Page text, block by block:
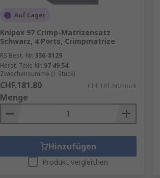
Auf Lager
Knipex 97 Crimp-Matrizensatz
Schwarz, 4 Ports, Crimpmatrize
RS Best.-Nr. 336-8129
Herst. Teile-Nr. 97 49 54
Zwischensumme (1 Stück)
CHF.181.80 CHF.181.80/Stück
Menge
Hinzufügen
Produkt vergleichen